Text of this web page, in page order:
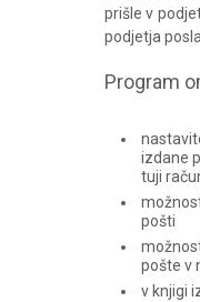
prišle v
podjetja
Program
izdane
tuji
pošti
pošte v
v knjigi